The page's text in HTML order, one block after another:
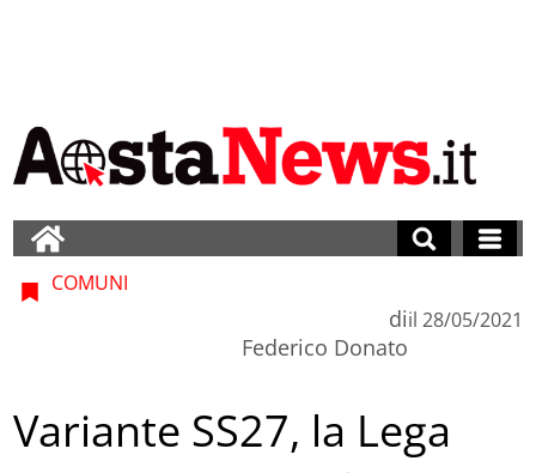
COMUNI
di
Federico Donato
il 28/05/2021
Variante SS27, la Lega